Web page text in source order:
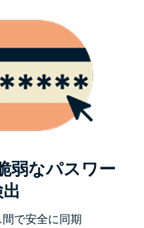
弱なパスワー
で安全に同期